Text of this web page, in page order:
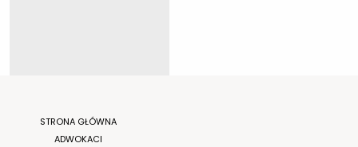
STRONA GŁÓWNA
ADWOKACI